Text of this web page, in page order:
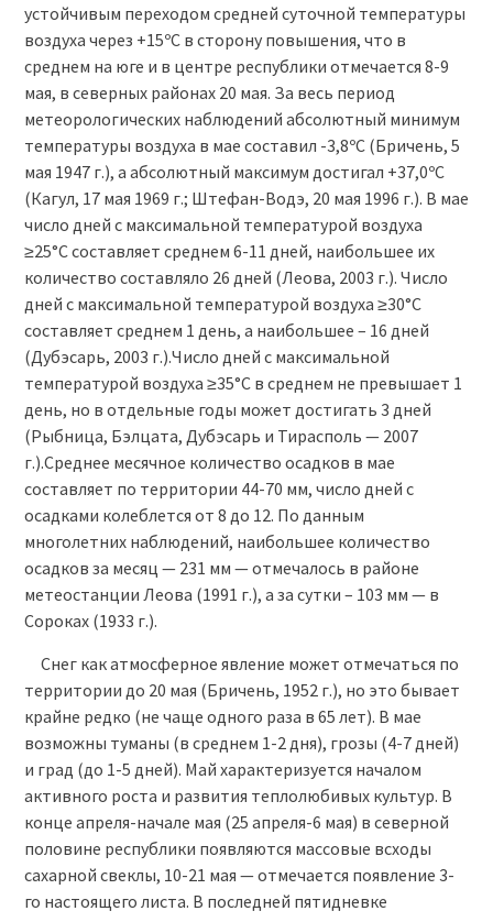
устойчивым переходом средней суточной температуры
воздуха через +15ºС в сторону повышения, что в
среднем на юге и в центре республики отмечается 8-9
мая, в северных районах 20 мая. За весь период
метеорологических наблюдений абсолютный минимум
температуры воздуха в мае составил -3,8ºC (Бричень, 5
мая 1947 г.), а абсолютный максимум достигал +37,0ºC
(Кагул, 17 мая 1969 г.; Штефан-Водэ, 20 мая 1996 г.). В мае
число дней с максимальной темперaтурой воздуха
≥25°С составляет среднем 6-11 дней, наибольшее их
количество составляло 26 дней (Леова, 2003 г.). Число
дней с максимальной темперaтурой воздуха ≥30°С
составляет среднем 1 день, а наибольшее – 16 дней
(Дубэсарь, 2003 г.).Число дней с максимальной
температурой воздуха ≥35°С в среднем не превышает 1
день, но в отдельные годы может достигать 3 дней
(Рыбница, Бэлцата, Дубэсарь и Тирасполь — 2007
г.).Среднее месячное количество осадков в мае
составляет по территории 44-70 мм, число дней с
осадками колеблется от 8 до 12. По данным
многолетних наблюдений, наибольшее количество
осадков за месяц — 231 мм — отмечалось в районе
метеостанции Леова (1991 г.), а за сутки – 103 мм — в
Сороках (1933 г.).
Снег как атмосферное явление может отмечаться по
территории до 20 мая (Бричень, 1952 г.), но это бывает
крайне редко (не чаще одного раза в 65 лет). В мае
возможны туманы (в среднем 1-2 дня), грозы (4-7 дней)
и град (до 1-5 дней). Май характеризуется началом
активного роста и развития теплолюбивых культур. В
конце апреля-начале мая (25 апреля-6 мая) в северной
половине республики появляются массовые всходы
сахарной свеклы, 10-21 мая — отмечается появление 3-
го настоящего листа. В последней пятидневке